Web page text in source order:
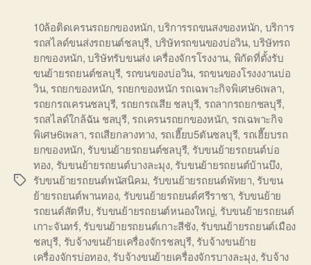
Tags
10ล้อติดเครนรถยกของหนัก,บริการรถขนสงของหนัก, บริการ
รถสไลด์ขนส่งรถยนต์ชลบุรี, บริษัทรถขนของบ่อวิน,บริษัทรถ
ยกของหนัก,บริษัทรับขนส่ง เครื่องจักรโรงงาน, พิกัดที่ตั้งรับ
ขนย้ายรถยนต์ชลบุรี, รถขนของบ่อวิน, รถขนของโรงงงานบ่อ
วิน, รถยกของหนัก, รถยกของหนัก รถเฉพาะกิจพิเศษ6เพลา,
รถยกรถเครนชลบุรี, รถยกรถเสีย ชลบุรี, รถลากรถยกชลบุรี,
รถสไลด์ใกล้ฉัน ชลบุรี, รถเครนรถยกของหนัก, รถเฉพาะกิจ
พิเศษ6เพลา, รถเสียกลางทาง, รถเฮี๊ยบ5ตันชลบุรี, รถเฮี๊ยบรถ
ยกของหนัก, รับขนย้ายรถยนต์ชลบุรี, รับขนย้ายรถยนต์บ่อ
ทอง, รับขนย้ายรถยนต์บางละมุง, รับขนย้ายรถยนต์บ้านบึง,
รับขนย้ายรถยนต์พนัสนิคม, รับขนย้ายรถยนต์พัทยา, รับขน
ย้ายรถยนต์พานทอง, รับขนย้ายรถยนต์ศรีราชา, รับขนย้าย
รถยนต์สัตหีบ, รับขนย้ายรถยนต์หนองใหญ่, รับขนย้ายรถยนต์
เกาะจันทร์, รับขนย้ายรถยนต์เกาะสีชัง, รับขนย้ายรถยนต์เมือง
ชลบุรี, รับจ้างขนย้ายเครื่องจักรชลบุรี, รับจ้างขนย้าย
เครื่องจักรบ่อทอง, รับจ้างขนย้ายเครื่องจักรบางละมุง, รับจ้าง